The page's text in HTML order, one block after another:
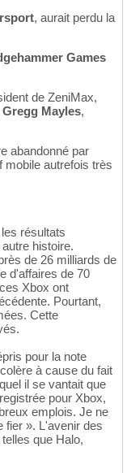
, aurait perdu la
Games
de ZeniMax,
Gregg Mayles,
abandonné par
mobile autrefois très
résultats
histoire.
de 26 milliards de
d'affaires de 70
Xbox ont
Pourtant,
Cette
pour la note
à cause du fait
il se vantait que
pour Xbox,
emplois. Je ne
fier ». L'avenir des
que Halo,